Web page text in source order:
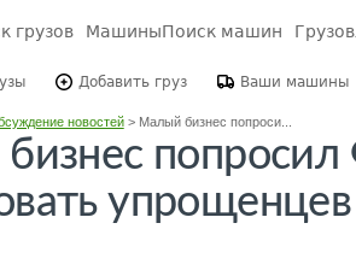
грузов МашиныПоиск машин
Добавить груз Ваши машины
новостей> Малый бизнес попроси...